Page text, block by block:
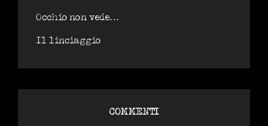
Occhio non vede…
Il linciaggio
COMMENTI